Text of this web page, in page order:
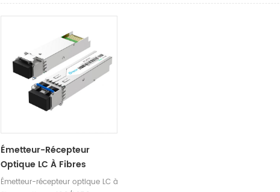
Émetteur-Récepteur
Optique LC À Fibres
Optiques 10G/1,25G
Émetteur-récepteur optique LC à